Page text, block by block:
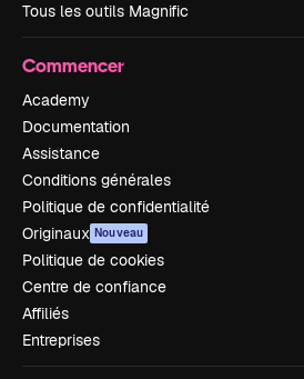
Tous les outils Magnific
Commencer
Academy
Documentation
Assistance
Conditions générales
Politique de confidentialité
Originaux Nouveau
Politique de cookies
Centre de confiance
Affiliés
Entreprises